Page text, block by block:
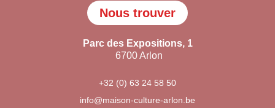
Nous trouver
Parc des Expositions, 1
6700 Arlon
+32 (0) 63 24 58 50
info@maison-culture-arlon.be